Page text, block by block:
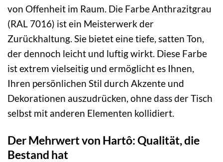
von Offenheit im Raum. Die Farbe Anthrazitgrau
(RAL 7016) ist ein Meisterwerk der
Zurückhaltung. Sie bietet eine tiefe, satten Ton,
der dennoch leicht und luftig wirkt. Diese Farbe
ist extrem vielseitig und ermöglicht es Ihnen,
Ihren persönlichen Stil durch Akzente und
Dekorationen auszudrücken, ohne dass der Tisch
selbst mit anderen Elementen kollidiert.
Der Mehrwert von Hartô: Qualität, die
Bestand hat